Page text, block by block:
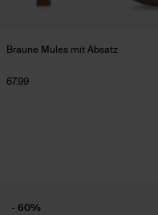
Braune Mules mit Absatz
67.99
- 60%